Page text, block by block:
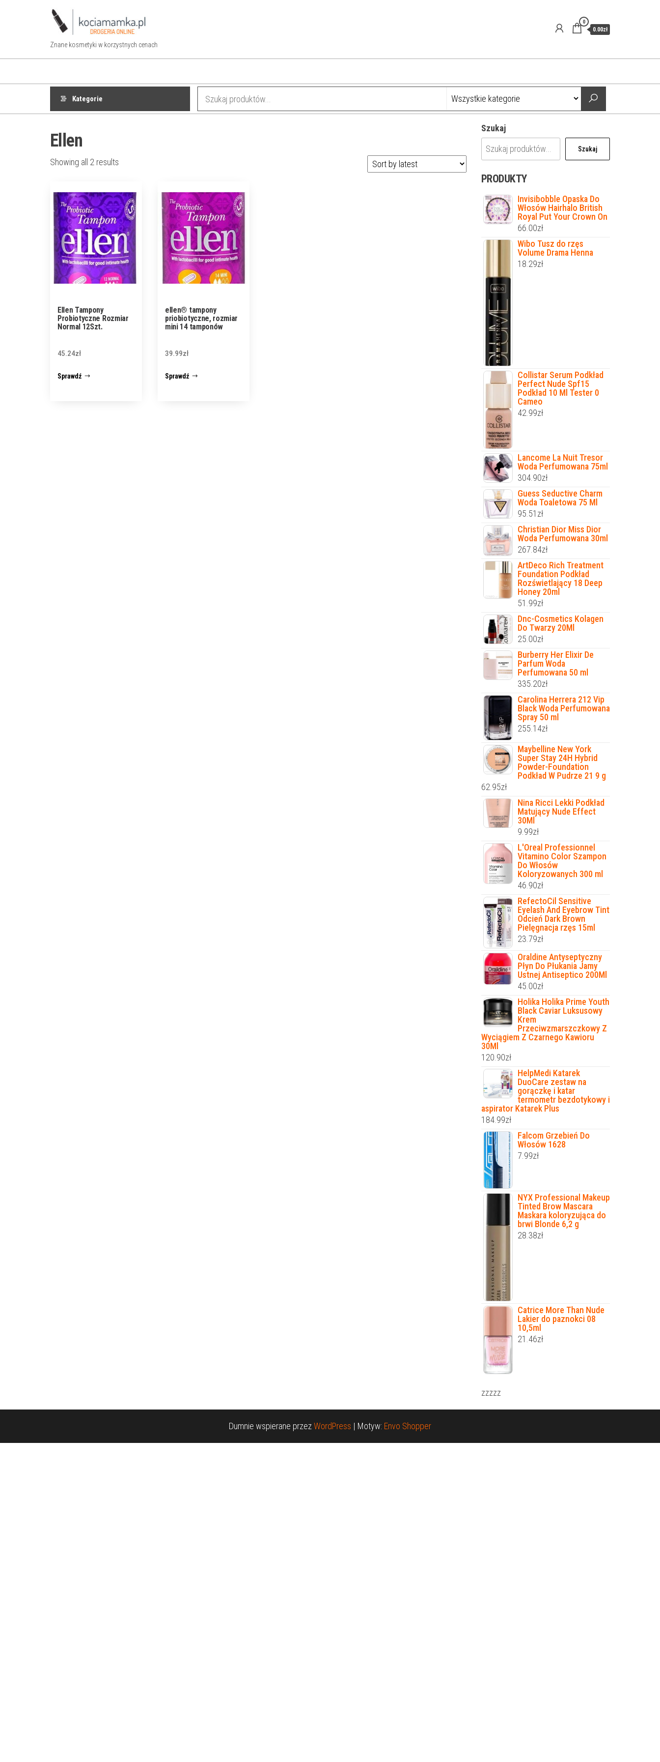
Znane kosmetyki w korzystnych cenach
0
0.00zł
Kategorie
Ellen
Showing all 2 results
Ellen Tampony
Probiotyczne Rozmiar
Normal 12Szt.
45.24zł
Sprawdź
ellen® tampony
priobiotyczne, rozmiar
mini 14 tamponów
39.99zł
Sprawdź
Szukaj
Szukaj
PRODUKTY
Invisibobble Opaska Do
Włosów Hairhalo British
Royal Put Your Crown On
66.00zł
Wibo Tusz do rzęs
Volume Drama Henna
18.29zł
Collistar Serum Podkład
Perfect Nude Spf15
Podkład 10 Ml Tester 0
Cameo
42.99zł
Lancome La Nuit Tresor
Woda Perfumowana 75ml
304.90zł
Guess Seductive Charm
Woda Toaletowa 75 Ml
95.51 zł
Christian Dior Miss Dior
Woda Perfumowana 30ml
267.84zł
ArtDeco Rich Treatment
Foundation Podkład
Rozświetlający 18 Deep
Honey 20ml
51.99zł
Dnc-Cosmetics Kolagen
Do Twarzy 20Ml
25.00zł
Burberry Her Elixir De
Parfum Woda
Perfumowana 50 ml
335.20zł
Carolina Herrera 212 Vip
Black Woda Perfumowana
Spray 50 ml
255.14zł
Maybelline New York
Super Stay 24H Hybrid
Powder-Foundation
Podkład W Pudrze 21 9 g
62.95zł
Nina Ricci Lekki Podkład
Matujący Nude Effect
30Ml
9.99zł
L'Oreal Professionnel
Vitamino Color Szampon
Do Włosów
Koloryzowanych 300 ml
46.90zł
RefectoCil Sensitive
Eyelash And Eyebrow Tint
Odcień Dark Brown
Pielęgnacja rzęs 15ml
23.79zł
Oraldine Antyseptyczny
Płyn Do Płukania Jamy
Ustnej Antiseptico 200Ml
45.00zł
Holika Holika Prime Youth
Black Caviar Luksusowy
Krem
Przeciwzmarszczkowy Z
Wyciągiem Z Czarnego Kawioru
30Ml
120.90zł
HelpMedi Katarek
DuoCare zestaw na
gorączkę i katar
termometr bezdotykowy i
aspirator Katarek Plus
184.99zł
Falcom Grzebień Do
Włosów 1628
7.99zł
NYX Professional Makeup
Tinted Brow Mascara
Maskara koloryzująca do
brwi Blonde 6,2 g
28.38zł
Catrice More Than Nude
Lakier do paznokci 08
10,5ml
21.46zł
zzzzz
Dumnie wspierane przez WordPress | Motyw: Envo Shopper